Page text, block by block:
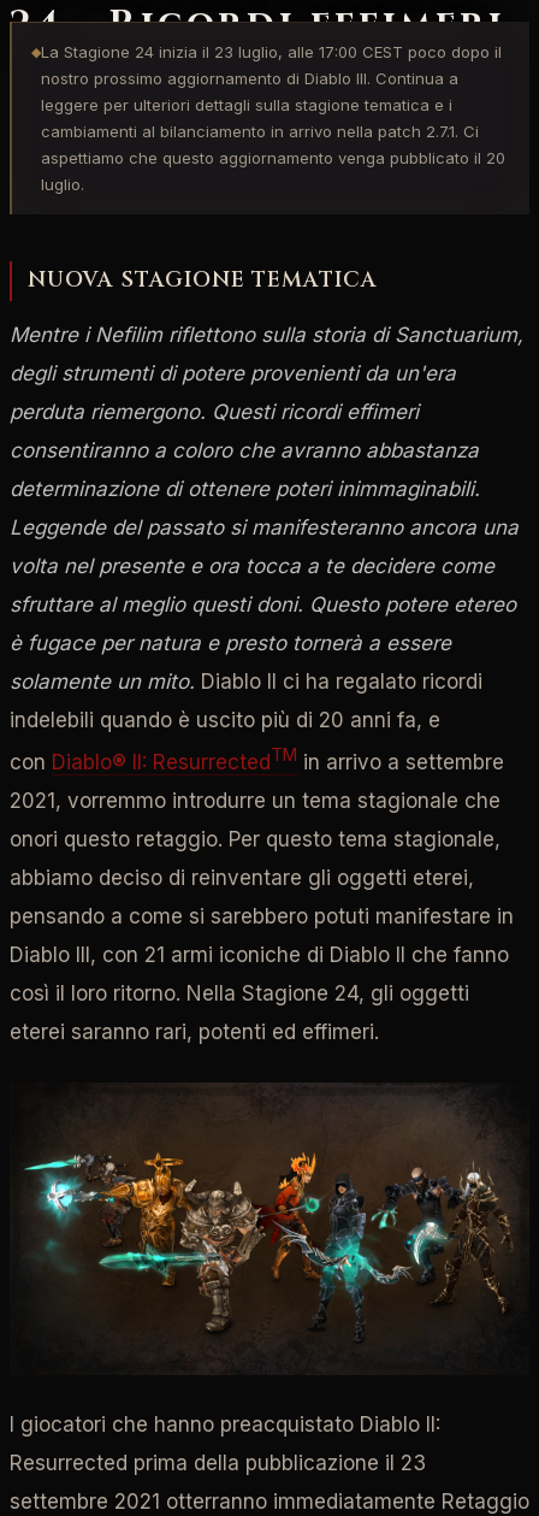
24 - Ricordi effimeri
BigK 11 lug 2021 8 min lettura
◆La Stagione 24 inizia il 23 luglio, alle 17:00 CEST poco dopo il
nostro prossimo aggiornamento di Diablo III. Continua a
leggere per ulteriori dettagli sulla stagione tematica e i
cambiamenti al bilanciamento in arrivo nella patch 2.7.1. Ci
aspettiamo che questo aggiornamento venga pubblicato il 20
luglio.
NUOVA STAGIONE TEMATICA
Mentre i Nefilim riflettono sulla storia di Sanctuarium,
degli strumenti di potere provenienti da un'era
perduta riemergono. Questi ricordi effimeri
consentiranno a coloro che avranno abbastanza
determinazione di ottenere poteri inimmaginabili.
Leggende del passato si manifesteranno ancora una
volta nel presente e ora tocca a te decidere come
sfruttare al meglio questi doni. Questo potere etereo
è fugace per natura e presto tornerà a essere
solamente un mito. Diablo II ci ha regalato ricordi
indelebili quando è uscito più di 20 anni fa, e
con Diablo® II: ResurrectedTM in arrivo a settembre
2021, vorremmo introdurre un tema stagionale che
onori questo retaggio. Per questo tema stagionale,
abbiamo deciso di reinventare gli oggetti eterei,
pensando a come si sarebbero potuti manifestare in
Diablo III, con 21 armi iconiche di Diablo II che fanno
così il loro ritorno. Nella Stagione 24, gli oggetti
eterei saranno rari, potenti ed effimeri.
I giocatori che hanno preacquistato Diablo II:
Resurrected prima della pubblicazione il 23
settembre 2021 otterranno immediatamente Retaggio